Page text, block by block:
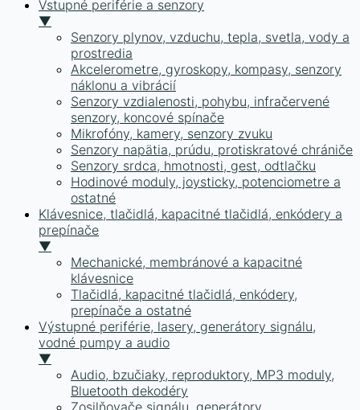
Vstupné periférie a senzory
▼
Senzory plynov, vzduchu, tepla, svetla, vody a
prostredia
Akcelerometre, gyroskopy, kompasy, senzory
náklonu a vibrácií
Senzory vzdialenosti, pohybu, infračervené
senzory, koncové spínače
Mikrofóny, kamery, senzory zvuku
Senzory napätia, prúdu, protiskratové chrániče
Senzory srdca, hmotnosti, gest, odtlačku
Hodinové moduly, joysticky, potenciometre a
ostatné
Klávesnice, tlačidlá, kapacitné tlačidlá, enkódery a
prepínače
▼
Mechanické, membránové a kapacitné
klávesnice
Tlačidlá, kapacitné tlačidlá, enkódery,
prepínače a ostatné
Výstupné periférie, lasery, generátory signálu,
vodné pumpy a audio
▼
Audio, bzučiaky, reproduktory, MP3 moduly,
Bluetooth dekodéry
Zosilňovače signálu, generátory